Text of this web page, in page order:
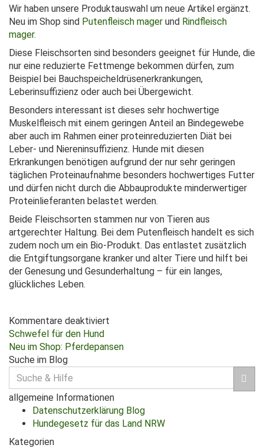
Wir haben unsere Produktauswahl um neue Artikel ergänzt.
Neu im Shop sind Putenfleisch mager und Rindfleisch
mager.
Diese Fleischsorten sind besonders geeignet für Hunde, die
nur eine reduzierte Fettmenge bekommen dürfen, zum
Beispiel bei Bauchspeicheldrüsenerkrankungen,
Leberinsuffizienz oder auch bei Übergewicht.
Besonders interessant ist dieses sehr hochwertige
Muskelfleisch mit einem geringen Anteil an Bindegewebe
aber auch im Rahmen einer proteinreduzierten Diät bei
Leber- und Niereninsuffizienz. Hunde mit diesen
Erkrankungen benötigen aufgrund der nur sehr geringen
täglichen Proteinaufnahme besonders hochwertiges Futter
und dürfen nicht durch die Abbauprodukte minderwertiger
Proteinlieferanten belastet werden.
Beide Fleischsorten stammen nur von Tieren aus
artgerechter Haltung. Bei dem Putenfleisch handelt es sich
zudem noch um ein Bio-Produkt. Das entlastet zusätzlich
die Entgiftungsorgane kranker und alter Tiere und hilft bei
der Genesung und Gesunderhaltung – für ein langes,
glückliches Leben.
Kommentare deaktiviert
Beitragsnavigation
Schwefel für den Hund
Neu im Shop: Pferdepansen
Suche im Blog
Suche
für:
allgemeine Informationen
Datenschutzerklärung Blog
Hundegesetz für das Land NRW
Kategorien